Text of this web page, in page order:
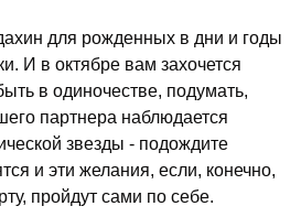
для рожденных в дни и годы
И в октябре вам захочется
в одиночестве, подумать,
партнера наблюдается
звезды - подождите
и эти желания, если, конечно,
пройдут сами по себе.